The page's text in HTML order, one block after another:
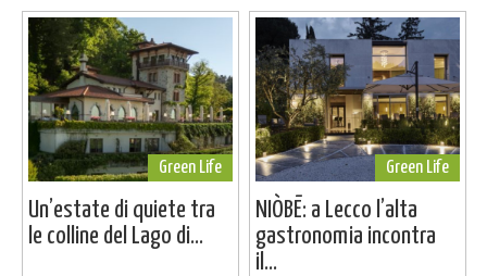
Green Life
Un’estate di quiete tra
le colline del Lago di...
Green Life
NIÒBĒ: a Lecco l’alta
gastronomia incontra
il...